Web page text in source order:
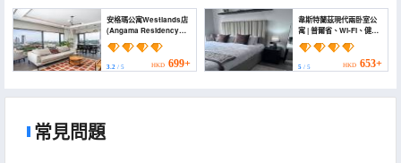
安格瑪公寓Westlands店
(Angama Residency
Westlands)
3.2 / 5 HKD 699+
韋斯特蘭茲現代兩卧室公
寓 | 普爾省、Wi‑Fi、健身
房、停車位 (Modern 2BR
in Westlands | Pool, wi-
fi, Gym, Park)
5/ 5 HKD 653+
常見問題